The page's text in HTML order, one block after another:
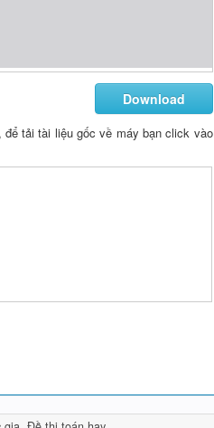
Download
để tải tài liệu gốc về máy bạn click vào